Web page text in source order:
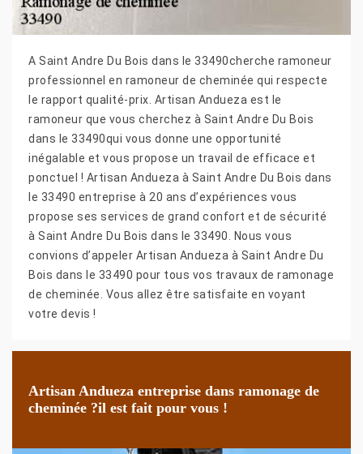
A Saint Andre Du Bois dans le 33490cherche ramoneur
professionnel en ramoneur de cheminée qui respecte
le rapport qualité-prix. Artisan Andueza est le
ramoneur que vous cherchez à Saint Andre Du Bois
dans le 33490qui vous donne une opportunité
inégalable et vous propose un travail de efficace et
ponctuel ! Artisan Andueza à Saint Andre Du Bois dans
le 33490 entreprise à 20 ans d’expériences vous
propose ses services de grand confort et de sécurité
à Saint Andre Du Bois dans le 33490. Nous vous
convions d’appeler Artisan Andueza à Saint Andre Du
Bois dans le 33490 pour tous vos travaux de ramonage
de cheminée. Vous allez être satisfaite en voyant
votre devis !
Artisan Andueza entreprise dans ramonage de
cheminée ?il est fait pour vous !